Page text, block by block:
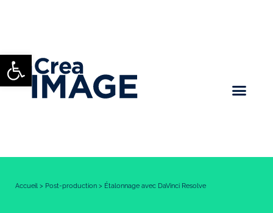
Ouvrir la barre d’outils
Accueil > Post-production > Étalonnage avec DaVinci Resolve